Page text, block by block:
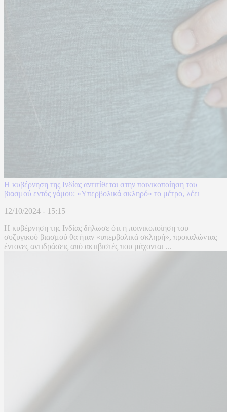
Η κυβέρνηση της Ινδίας αντιτίθεται στην ποινικοποίηση του
βιασμού εντός γάμου: «Υπερβολικά σκληρό» το μέτρο, λέει
12/10/2024 - 15:15
Η κυβέρνηση της Ινδίας δήλωσε ότι η ποινικοποίηση του
συζυγικού βιασμού θα ήταν «υπερβολικά σκληρή», προκαλώντας
έντονες αντιδράσεις από ακτιβιστές που μάχονται ...